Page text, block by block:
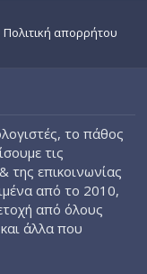
Πολιτική απορρήτου
το πάθος
τις
της επικοινωνίας
από το 2010,
από όλους
άλλα που